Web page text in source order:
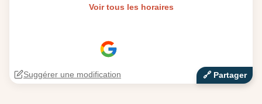
Voir tous les horaires
🔗‍️ Partager
Suggérer une modification